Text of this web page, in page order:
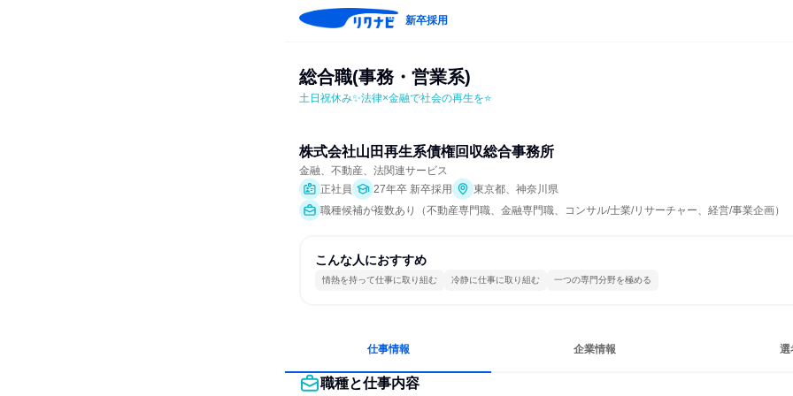
新卒採用
総合職(事務・営業系)
土日祝休み✨法律×金融で社会の再生を⭐
株式会社山田再生系債権回収総合事務所
金融、不動産、法関連サービス
正社員
27年卒 新卒採用
東京都、神奈川県
職種候補が複数あり（不動産専門職、金融専門職、コンサル/士業/リサーチャー、経営/事業企画）
こんな人におすすめ
情熱を持って仕事に取り組む 冷静に仕事に取り組む 一つの専門分野を極める
仕事情報 企業情報 選
職種と仕事内容